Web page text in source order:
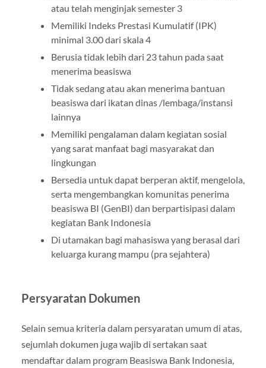
atau telah menginjak semester 3
Memiliki Indeks Prestasi Kumulatif (IPK)
minimal 3.00 dari skala 4
Berusia tidak lebih dari 23 tahun pada saat
menerima beasiswa
Tidak sedang atau akan menerima bantuan
beasiswa dari ikatan dinas /lembaga/instansi
lainnya
Memiliki pengalaman dalam kegiatan sosial
yang sarat manfaat bagi masyarakat dan
lingkungan
Bersedia untuk dapat berperan aktif, mengelola,
serta mengembangkan komunitas penerima
beasiswa BI (GenBI) dan berpartisipasi dalam
kegiatan Bank Indonesia
Di utamakan bagi mahasiswa yang berasal dari
keluarga kurang mampu (pra sejahtera)
Persyaratan Dokumen
Selain semua kriteria dalam persyaratan umum di atas,
sejumlah dokumen juga wajib di sertakan saat
mendaftar dalam program Beasiswa Bank Indonesia,